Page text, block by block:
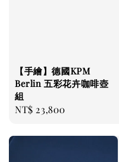
【手繪】德國KPM
Berlin 五彩花卉咖啡壺
組
Regular
NT$ 23,800